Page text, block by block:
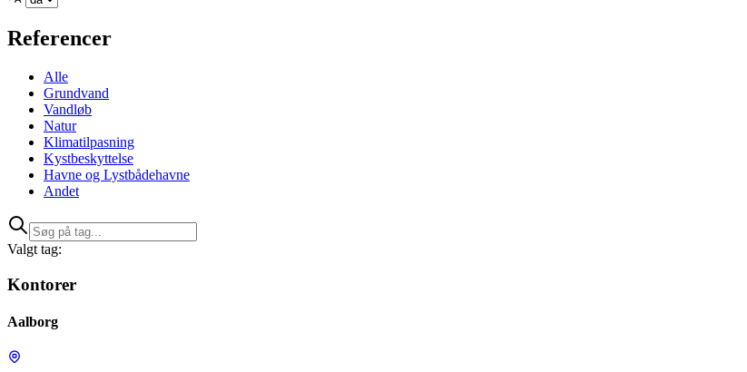
Referencer
Alle
Grundvand
Vandløb
Natur
Klimatilpasning
Kystbeskyttelse
Havne og Lystbådehavne
Andet
Valgt tag:
Kontorer
Aalborg